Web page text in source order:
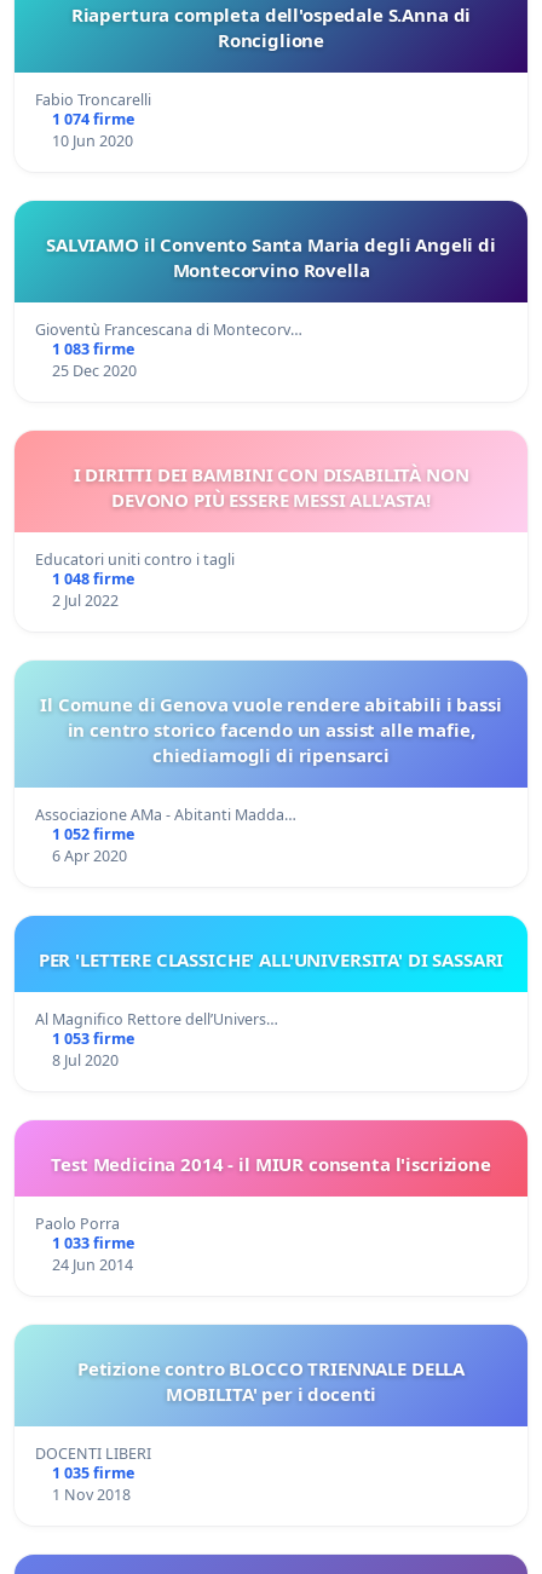
Riapertura completa dell'ospedale S.Anna di
Ronciglione
Fabio Troncarelli
1 074 firme
10 Jun 2020
SALVIAMO il Convento Santa Maria degli Angeli di
Montecorvino Rovella
Gioventù Francescana di Montecorv…
1 083 firme
25 Dec 2020
I DIRITTI DEI BAMBINI CON DISABILITÀ NON
DEVONO PIÙ ESSERE MESSI ALL'ASTA!
Educatori uniti contro i tagli
1 048 firme
2 Jul 2022
Il Comune di Genova vuole rendere abitabili i bassi
in centro storico facendo un assist alle mafie,
chiediamogli di ripensarci
Associazione AMa - Abitanti Madda…
1 052 firme
6 Apr 2020
PER 'LETTERE CLASSICHE' ALL'UNIVERSITA' DI SASSARI
Al Magnifico Rettore dell’Univers…
1 053 firme
8 Jul 2020
Test Medicina 2014 - il MIUR consenta l'iscrizione
Paolo Porra
1 033 firme
24 Jun 2014
Petizione contro BLOCCO TRIENNALE DELLA
MOBILITA' per i docenti
DOCENTI LIBERI
1 035 firme
1 Nov 2018